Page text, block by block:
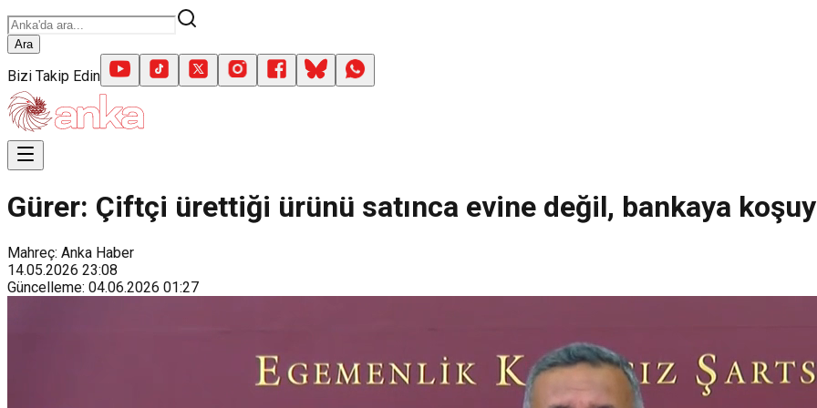
Ara
Bizi Takip Edin
Gürer: Çiftçi ürettiği ürünü satınca evine değil, bankaya
Mahreç: Anka Haber
14.05.2026 23:08
Güncelleme: 04.06.2026 01:27